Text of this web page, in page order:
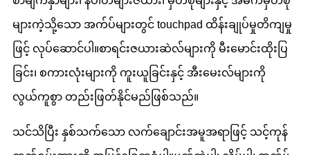
များကဲ့သို့သော အက်ပ်များတွင် touchpad ထိန်းချုပ်မှုတိကျမှု
ဖြင့် လုပ်ဆောင်ပါ။စာရင်းဇယားဆဲလ်များကို မီးမောင်းထိုးပြ
ခြင်း၊ စကားလုံးများကို ကူးယူခြင်းနှင့် အီးမေးလ်များကို
လွယ်ကူစွာ တည်းဖြတ်နိုင်မည်ဖြစ်သည်။
သင်သိပြီး နှစ်သက်သော လက်ချောင်းအမူအရာဖြင့် သင့်ကုန်